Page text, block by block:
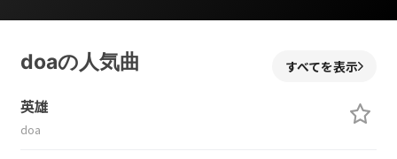
doaの人気曲 すべてを表示
英雄
doa